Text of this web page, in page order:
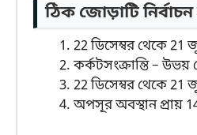
ঠিক জোড়াটি
22 ডিসেম্বর থেকে 21
কর্কটসংক্রান্তি – উভয়
22 ডিসেম্বর থেকে 21
অপসূর অবস্থান প্রায়